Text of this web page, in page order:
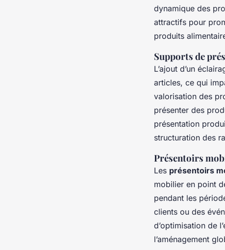
dynamique des
attractifs pour
produits
Supports de
L’ajout d’un
articles, ce qui
valorisation des
présenter des
présentation
structuration des
Présentoirs
Les présentoirs
mobilier en point
pendant les
clients ou des
d’optimisation de
l’aménagement